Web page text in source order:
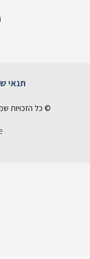
תנאי
© כל הזכויות